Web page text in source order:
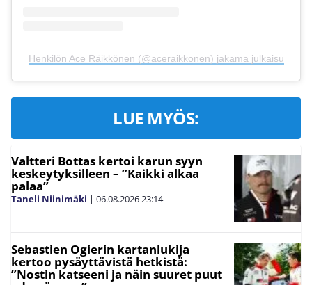
Henkilön Ace Räikkönen (@aceraikkonen) jakama julkaisu
LUE MYÖS:
Valtteri Bottas kertoi karun syyn
keskeytyksilleen – ”Kaikki alkaa
palaa”
Taneli Niinimäki | 06.08.202623:14
Sebastien Ogierin kartanlukija
kertoo pysäyttävistä hetkistä:
”Nostin katseeni ja näin suuret puut